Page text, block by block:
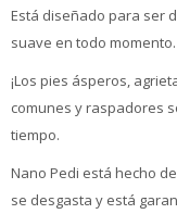
Está diseñado para ser
suave en todo momento.
¡Los pies ásperos,
comunes y raspadores
tiempo.
Nano Pedi está hecho
se desgasta y está